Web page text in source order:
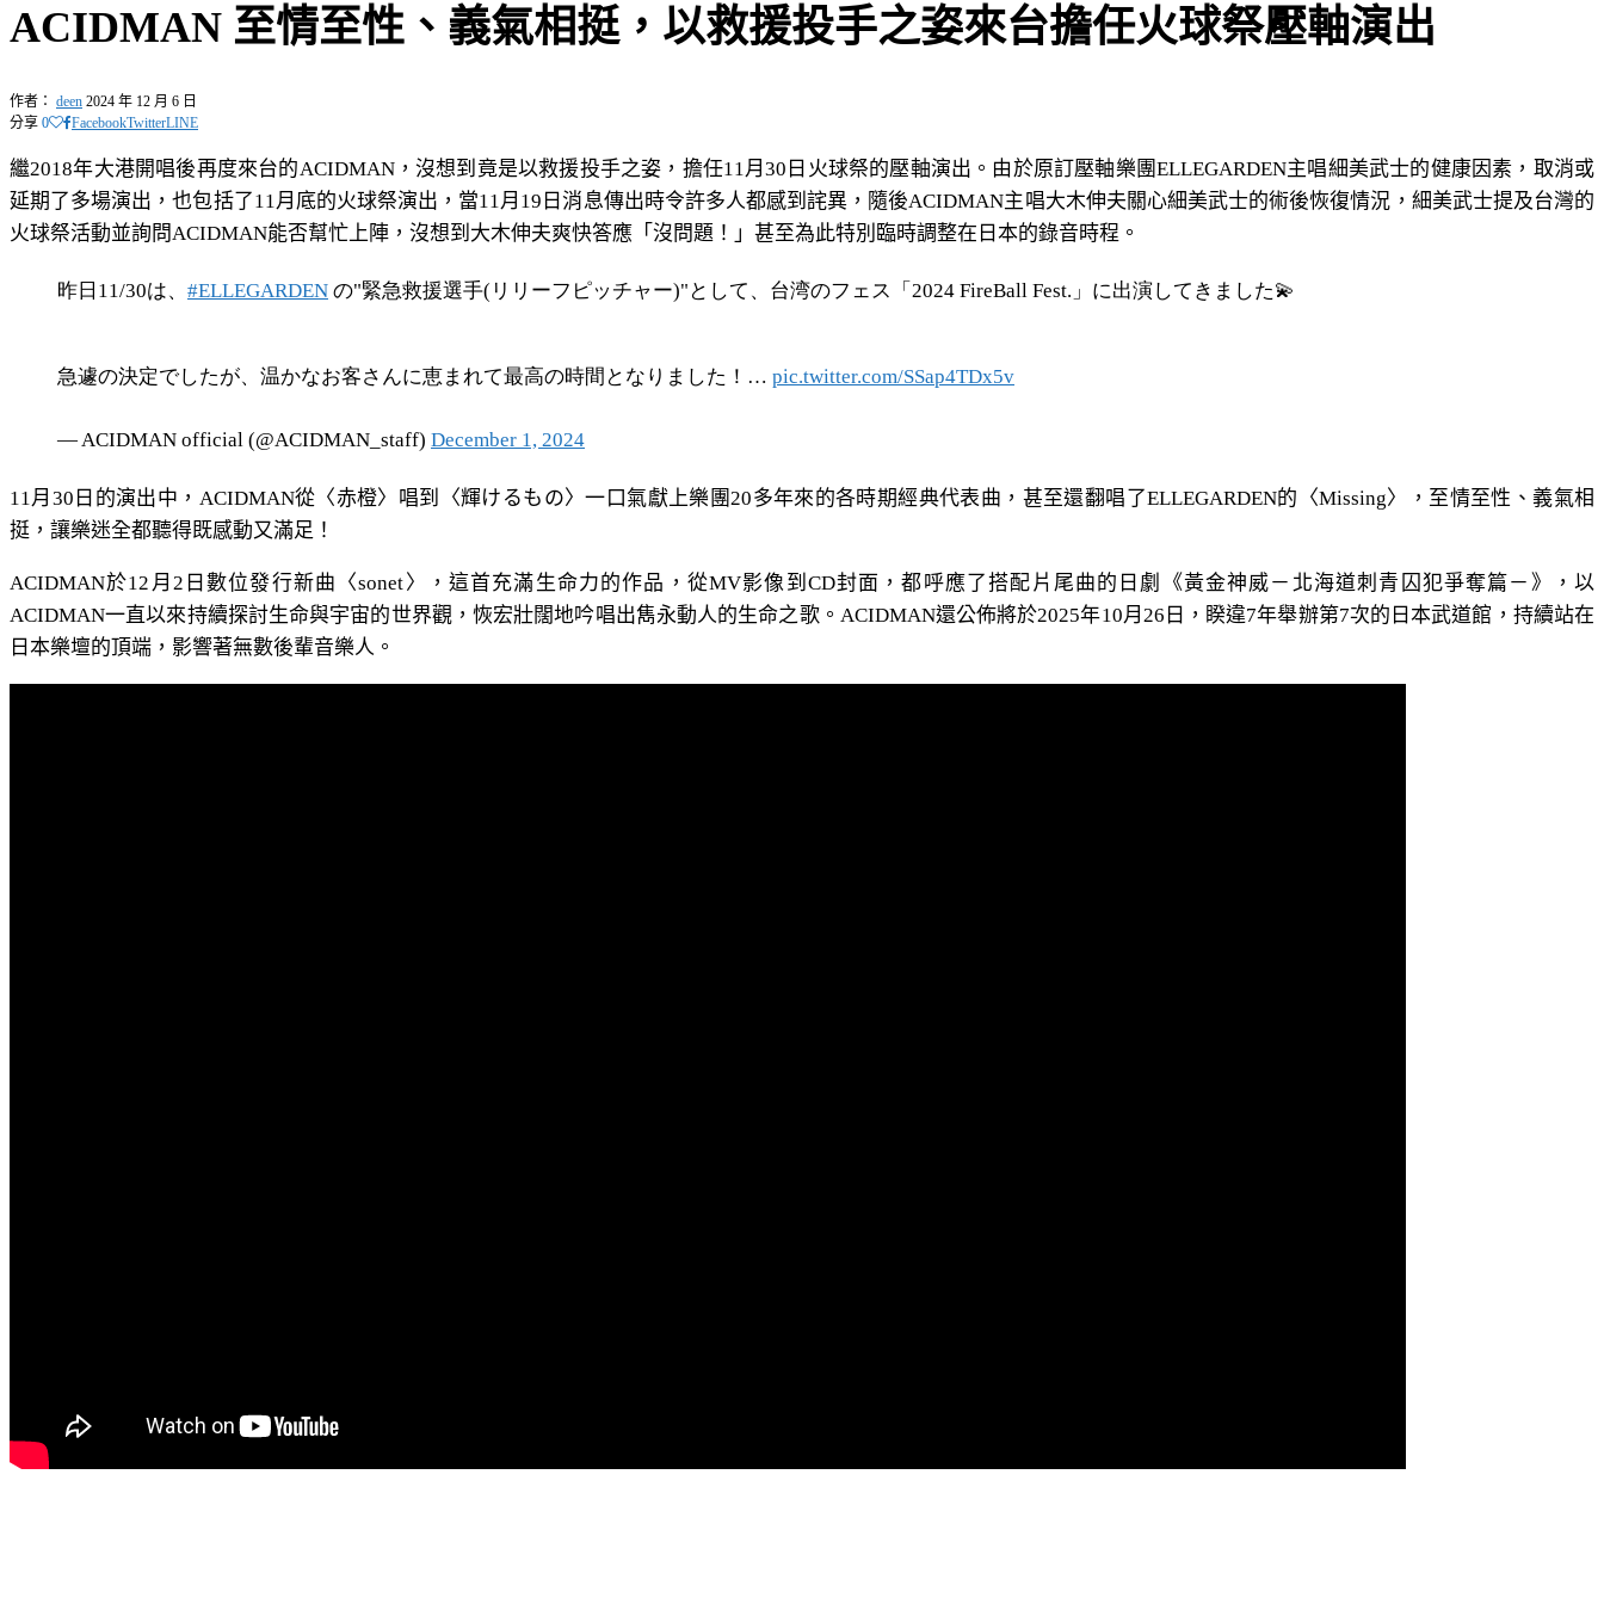
ACIDMAN 至情至性、義氣相挺，以救援投手之姿來台擔任火球祭壓軸演出
作者： deen 2024 年 12 月 6 日
分享 0 FacebookTwitterLINE
繼2018年大港開唱後再度來台的ACIDMAN，沒想到竟是以救援投手之姿，擔任11月30日火球祭的壓軸演出。由於原訂壓軸樂團ELLEGARDEN主唱細美武士的健康因素，取消或
延期了多場演出，也包括了11月底的火球祭演出，當11月19日消息傳出時令許多人都感到詫異，隨後ACIDMAN主唱大木伸夫關心細美武士的術後恢復情況，細美武士提及台灣的
火球祭活動並詢問ACIDMAN能否幫忙上陣，沒想到大木伸夫爽快答應「沒問題！」甚至為此特別臨時調整在日本的錄音時程。
昨日11/30は、 #ELLEGARDEN の"緊急救援選手(リリーフピッチャー)"として、台湾のフェス「2024 FireBall Fest.」に出演してきました💫
急遽の決定でしたが、温かなお客さんに恵まれて最高の時間となりました！… pic.twitter.com/SSap4TDx5v
— ACIDMAN official (@ACIDMAN_staff) December 1, 2024
11月30日的演出中，ACIDMAN從〈赤橙〉唱到〈輝けるもの〉一口氣獻上樂團20多年來的各時期經典代表曲，甚至還翻唱了ELLEGARDEN的〈Missing〉，至情至性、義氣相
挺，讓樂迷全都聽得既感動又滿足！
ACIDMAN於12月2日數位發行新曲〈sonet〉，這首充滿生命力的作品，從MV影像到CD封面，都呼應了搭配片尾曲的日劇《黃金神威－北海道刺青囚犯爭奪篇－》，以
ACIDMAN一直以來持續探討生命與宇宙的世界觀，恢宏壯闊地吟唱出雋永動人的生命之歌。ACIDMAN還公佈將於2025年10月26日，睽違7年舉辦第7次的日本武道館，持續站在
日本樂壇的頂端，影響著無數後輩音樂人。